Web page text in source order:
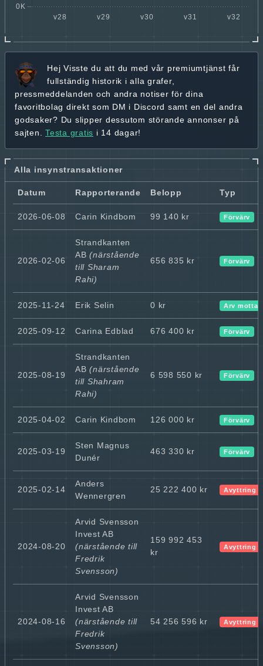
Hej Visste du att du med vår premiumtjänst får
fullständig historik i alla grafer,
pressmeddelanden och andra notiser för dina
favoritbolag direkt som DM i Discord samt en del andra
godsaker? Du slipper dessutom störande annonser på
sajten. Testa gratis i 14 dagar!
Alla insynstransaktioner
Datum Rapporterande Belopp Typ
2026-06-08 Carin Kindbom 99 140 kr Förvärv
2026-02-06
Strandkanten
AB (närstående
till Sharam
Rahi)
656 835 kr Förvärv
2025-11-24 Erik Selin 0 kr Arv
2025-09-12 Carina Edblad 676 400 kr Förvärv
2025-08-19
Strandkanten
AB (närstående
till Shahram
Rahi)
6 598 550 kr Förvärv
2025-04-02 Carin Kindbom 126 000 kr Förvärv
2025-03-19
Sten Magnus
Dunér
463 330 kr Förvärv
2025-02-14
Anders
Wennergren
25 222 400 kr Avyttring
2024-08-20
Arvid Svensson
Invest AB
(närstående till
Fredrik
Svensson)
159 992 453
kr
Avyttring
2024-08-16
Arvid Svensson
Invest AB
(närstående till
Fredrik
Svensson)
54 256 596 kr Avyttring